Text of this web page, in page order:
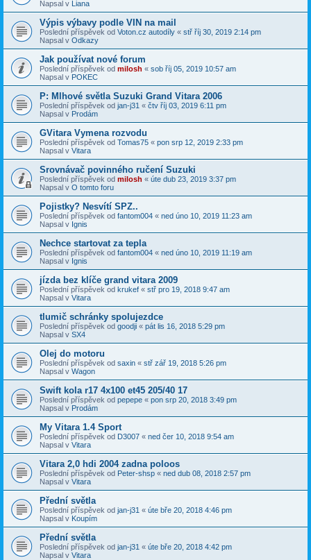
Napsal v Liana
Výpis výbavy podle VIN na mail
Poslední příspěvek od Voton.cz autodíly « stř říj 30, 2019 2:14 pm
Napsal v Odkazy
Jak používat nové forum
Poslední příspěvek od milosh « sob říj 05, 2019 10:57 am
Napsal v POKEC
P: Mlhové světla Suzuki Grand Vitara 2006
Poslední příspěvek od jan-j31 « čtv říj 03, 2019 6:11 pm
Napsal v Prodám
GVitara Vymena rozvodu
Poslední příspěvek od Tomas75 « pon srp 12, 2019 2:33 pm
Napsal v Vitara
Srovnávač povinného ručení Suzuki
Poslední příspěvek od milosh « úte dub 23, 2019 3:37 pm
Napsal v O tomto foru
Pojistky? Nesvítí SPZ..
Poslední příspěvek od fantom004 « ned úno 10, 2019 11:23 am
Napsal v Ignis
Nechce startovat za tepla
Poslední příspěvek od fantom004 « ned úno 10, 2019 11:19 am
Napsal v Ignis
jízda bez klíče grand vitara 2009
Poslední příspěvek od krukef « stř pro 19, 2018 9:47 am
Napsal v Vitara
tlumič schránky spolujezdce
Poslední příspěvek od goodji « pát lis 16, 2018 5:29 pm
Napsal v SX4
Olej do motoru
Poslední příspěvek od saxin « stř zář 19, 2018 5:26 pm
Napsal v Wagon
Swift kola r17 4x100 et45 205/40 17
Poslední příspěvek od pepepe « pon srp 20, 2018 3:49 pm
Napsal v Prodám
My Vitara 1.4 Sport
Poslední příspěvek od D3007 « ned čer 10, 2018 9:54 am
Napsal v Vitara
Vitara 2,0 hdi 2004 zadna poloos
Poslední příspěvek od Peter-shsp « ned dub 08, 2018 2:57 pm
Napsal v Vitara
Přední světla
Poslední příspěvek od jan-j31 « úte bře 20, 2018 4:46 pm
Napsal v Koupím
Přední světla
Poslední příspěvek od jan-j31 « úte bře 20, 2018 4:42 pm
Napsal v Vitara